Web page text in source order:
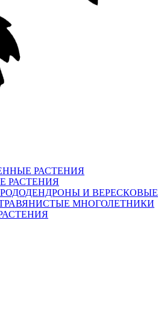
РАСТЕНИЯ
РАСТЕНИЯ
РОДОДЕНДРОНЫ И ВЕРЕСКОВЫЕ
МНОГОЛЕТНИКИ